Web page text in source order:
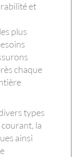
et
plus
chaque
types
la
ainsi